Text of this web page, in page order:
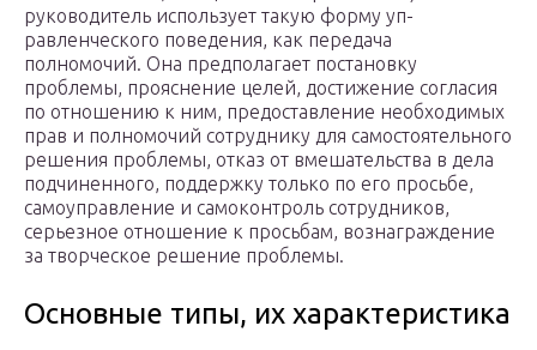
руководитель использует такую форму уп­
равленческого поведения, как передача
полномочий. Она предпо­лагает постановку
проблемы, прояснение целей, достижение со­гласия
по отношению к ним, предоставление необходимых
прав и полномочий сотруднику для самостоятельного
решения про­блемы, отказ от вмешательства в дела
подчиненного, поддержку только по его просьбе,
самоуправление и самоконтроль сотруд­ников,
серьезное отношение к просьбам, вознаграждение
за твор­ческое решение проблемы.
Основные типы, их характеристика